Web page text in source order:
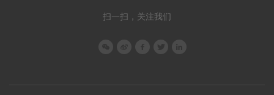
扫一扫，关注我们